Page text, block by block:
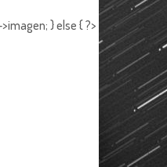
} else { ?>